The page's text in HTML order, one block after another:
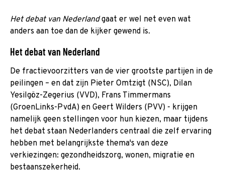
Het debat van Nederlandgaat er wel net even wat
anders aan toe dan de kijker gewend is.
Het debat van Nederland
De fractievoorzitters van de vier grootste partijen in de
peilingen – en dat zijn Pieter Omtzigt (NSC), Dilan
Yesilgöz-Zegerius (VVD), Frans Timmermans
(GroenLinks-PvdA) en Geert Wilders (PVV) - krijgen
namelijk geen stellingen voor hun kiezen, maar tijdens
het debat staan Nederlanders centraal die zelf ervaring
hebben met belangrijkste thema's van deze
verkiezingen: gezondheidszorg, wonen, migratie en
bestaanszekerheid.